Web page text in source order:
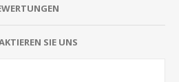
SIE UNS